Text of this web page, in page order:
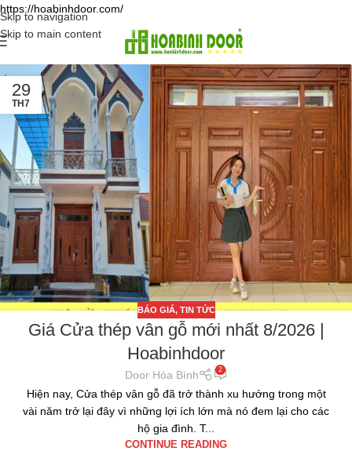
https://hoabinhdoor.com/
Skip to navigation
Skip to main content
29
TH7
BÁO GIÁ, TIN TỨC
Giá Cửa thép vân gỗ mới nhất 8/2026 |
Hoabinhdoor
Door Hòa Bình 2
Hiện nay, Cửa thép vân gỗ đã trở thành xu hướng trong một
vài năm trở lại đây vì những lợi ích lớn mà nó đem lại cho các
hộ gia đình. T...
CONTINUE READING